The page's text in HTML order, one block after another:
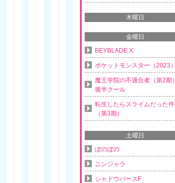
木曜日
金曜日
BEYBLADE X
ポケットモンスター（2023）
魔王学院の不適合者（第2期）
後半クール
転生したらスライムだった件
（第3期）
土曜日
ぼのぼの
ニンジャラ
シャドウバースF